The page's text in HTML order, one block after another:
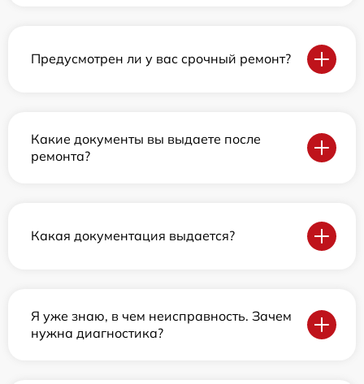
Предусмотрен ли у вас срочный ремонт?
Какие документы вы выдаете после
ремонта?
Какая документация выдается?
Я уже знаю, в чем неисправность. Зачем
нужна диагностика?